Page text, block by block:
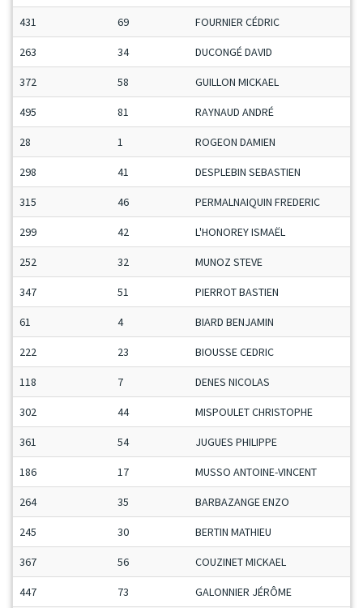
431 69 FOURNIER CÉDRIC
263 34 DUCONGÉ DAVID
372 58 GUILLON MICKAEL
495 81 RAYNAUD ANDRÉ
28 1 ROGEON DAMIEN
298 41 DESPLEBIN SEBASTIEN
315 46 PERMALNAIQUIN FREDERIC
299 42 L'HONOREY ISMAËL
252 32 MUNOZ STEVE
347 51 PIERROT BASTIEN
61 4 BIARD BENJAMIN
222 23 BIOUSSE CEDRIC
118 7 DENES NICOLAS
302 44 MISPOULET CHRISTOPHE
361 54 JUGUES PHILIPPE
186 17 MUSSO ANTOINE-VINCENT
264 35 BARBAZANGE ENZO
245 30 BERTIN MATHIEU
367 56 COUZINET MICKAEL
447 73 GALONNIER JÉRÔME